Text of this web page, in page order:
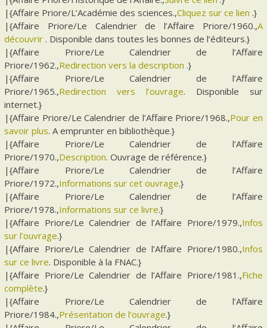
|{Affaire Priore/L’Académie des sciences.,Cliquez sur ce lien .}
|{Affaire Priore/Le Calendrier de l’Affaire Priore/1960.,A
découvrir . Disponible dans toutes les bonnes de l’éditeurs.}
|{Affaire Priore/Le Calendrier de l’Affaire
Priore/1962.,Redirection vers la description .}
|{Affaire Priore/Le Calendrier de l’Affaire
Priore/1965.,Redirection vers l’ouvrage. Disponible sur
internet.}
|{Affaire Priore/Le Calendrier de l’Affaire Priore/1968.,Pour en
savoir plus. A emprunter en bibliothèque.}
|{Affaire Priore/Le Calendrier de l’Affaire
Priore/1970.,Description. Ouvrage de référence.}
|{Affaire Priore/Le Calendrier de l’Affaire
Priore/1972.,Informations sur cet ouvrage.}
|{Affaire Priore/Le Calendrier de l’Affaire
Priore/1978.,Informations sur ce livre.}
|{Affaire Priore/Le Calendrier de l’Affaire Priore/1979.,Infos
sur l’ouvrage.}
|{Affaire Priore/Le Calendrier de l’Affaire Priore/1980.,Infos
sur ce livre. Disponible à la FNAC.}
|{Affaire Priore/Le Calendrier de l’Affaire Priore/1981.,Fiche
complète.}
|{Affaire Priore/Le Calendrier de l’Affaire
Priore/1984.,Présentation de l’ouvrage.}